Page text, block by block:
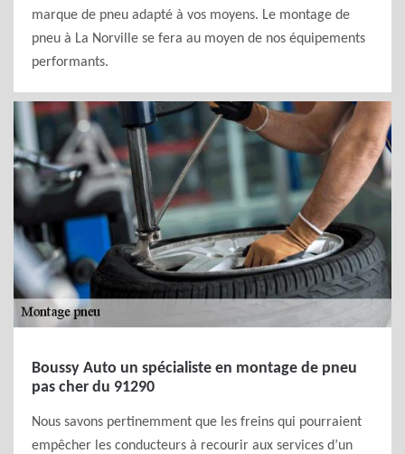
marque de pneu adapté à vos moyens. Le montage de
pneu à La Norville se fera au moyen de nos équipements
performants.
Boussy Auto un spécialiste en montage de pneu
pas cher du 91290
Nous savons pertinemment que les freins qui pourraient
empêcher les conducteurs à recourir aux services d’un